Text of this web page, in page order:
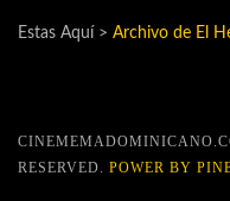
Estas Aquí > Archivo de El
RESERVED. POWER BY